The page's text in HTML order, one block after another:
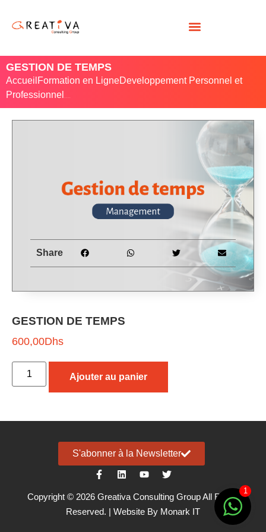
GESTION DE TEMPS
Accueil Formation en LigneDeveloppement Personnel et
Professionnel
GESTION DE TEMPS
600,00Dhs
Ajouter au panier
Share
S'abonner à la Newsletter
Copyright © 2026 Greativa Consulting Group All Rights
Reserved. | Website By Monark IT
1